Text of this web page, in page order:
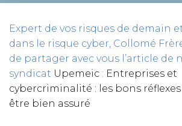
Expert de vos risques de demain
dans le risque cyber, Collomé
de partager avec vous l’article de
syndicat Upemeic : Entreprises et
cybercriminalité : les bons
être bien assuré